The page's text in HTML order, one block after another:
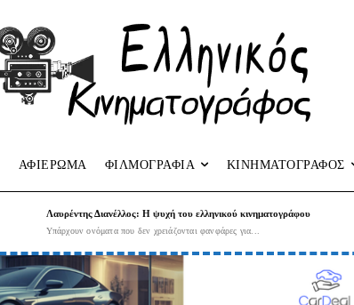
ΑΦΙΕΡΩΜΑ ΦΙΛΜΟΓΡΑΦΙΑ ΚΙΝΗΜΑΤΟΓΡΑΦΟΣ
Λαυρέντης Διανέλλος: Η ψυχή του ελληνικού κινηματογράφου
Υπάρχουν ονόματα που δεν χρειάζονται φανφάρες για...